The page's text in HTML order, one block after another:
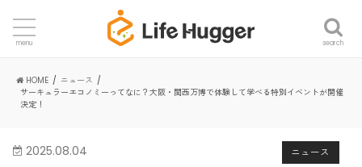
search
menu
HOME
ニュース
サーキュラーエコノミーってなに？大阪・関西万博で体験して学べる特別イベントが開催
決定！
ニュース
2025.08.04